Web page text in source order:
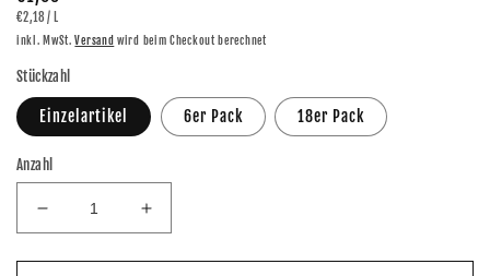
Preis
GRUNDPREIS
€2,18 / PRO
L
inkl. MwSt.Versand wird beim Checkout berechnet
Stückzahl
Einzelartikel 6er Pack 18er Pack
Anzahl
Verringere
die
Menge
Erhöhe
die
Menge